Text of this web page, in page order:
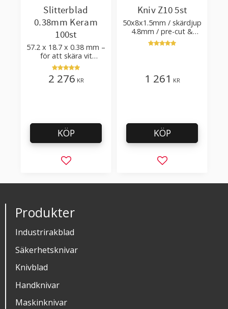
Slitterblad
0.38mm Keram
100st
57.2 x 18.7 x 0.38 mm –
för att skära vit
plastfilm med tillsatser
2 276 KR
Lägg till i favoriter
KÖP
Kniv Z10 5st
50x8x1.5mm / skärdjup
4.8mm / pre-cut &
post-cut 0.84xTm /
skärvinkel 50°
1 261 KR
Lägg till i
KÖP
Produkter
Industrirakblad
Säkerhetsknivar
Knivblad
Handknivar
Maskinknivar